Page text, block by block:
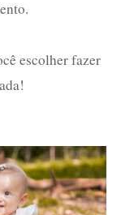
escolher fazer